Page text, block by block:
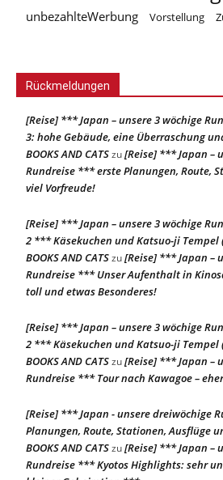
unbezahlteWerbung Vorstellung
Rückmeldungen
[Reise] *** Japan – unsere 3 wöchige
3: hohe Gebäude, eine Überraschung
BOOKS AND CATSzu[Reise] *** Japan –
Rundreise *** erste Planungen, Route,
viel Vorfreude!
[Reise] *** Japan – unsere 3 wöchige
2 *** Käsekuchen und Katsuo-ji Tempel
BOOKS AND CATSzu[Reise] *** Japan –
Rundreise *** Unser Aufenthalt in
toll und etwas Besonderes!
[Reise] *** Japan – unsere 3 wöchige
2 *** Käsekuchen und Katsuo-ji Tempel
BOOKS AND CATSzu[Reise] *** Japan –
Rundreise *** Tour nach Kawagoe –
[Reise] *** Japan - unsere dreiwöchige
Planungen, Route, Stationen, Ausflüge
BOOKS AND CATSzu[Reise] *** Japan –
Rundreise *** Kyotos Highlights: sehr